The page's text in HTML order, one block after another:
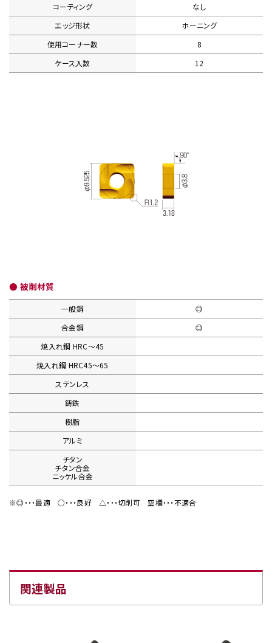
コーティング
なし
エッジ形状
ホーニング
使用コーナー数
8
ケース入数
12
● 被削材質
一般鋼
◎
合金鋼
◎
焼入れ鋼 HRC〜45
焼入れ鋼 HRC45〜65
ステンレス
鋳鉄
樹脂
アルミ
チタン
チタン合金
ニッケル合金
※◎・・・最適○・・・良好△・・・切削可 空欄・・・不適合
関連製品